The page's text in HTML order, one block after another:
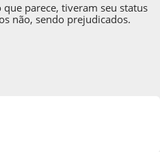
parece, tiveram seu status
não, sendo prejudicados.